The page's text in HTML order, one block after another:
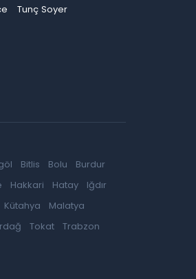
Tunç Soyer
Bitlis Bolu
Burdur
Hakkari Hatay
Iğdır
Kütahya
Malatya
Tokat
Trabzon